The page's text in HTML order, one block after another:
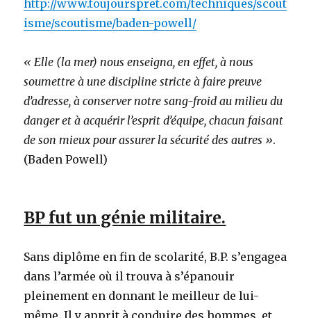
http://www.toujourspret.com/techniques/scout
isme/scoutisme/baden-powell/
« Elle (la mer) nous enseigna, en effet, à nous
soumettre à une discipline stricte à faire preuve
d’adresse, à conserver notre sang-froid au milieu du
danger et à acquérir l’esprit d’équipe, chacun faisant
de son mieux pour assurer la sécurité des autres ».
(Baden Powell)
BP fut un génie militaire.
Sans diplôme en fin de scolarité, B.P. s’engagea
dans l’armée où il trouva à s’épanouir
pleinement en donnant le meilleur de lui-